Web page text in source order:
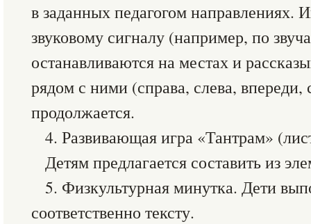
в заданных педагогом направлениях.
звуковому сигналу (например, по
останавливаются на местах и
рядом с ними (справа, слева, впереди,
продолжается.
4. Развивающая игра «Тантрам»
Детям предлагается составить из
5. Физкультурная минутка. Дети
соответственно тексту.